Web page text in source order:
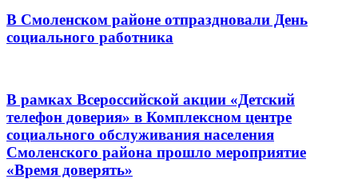
В Смоленском районе отпраздновали День
социального работника
В рамках Всероссийской акции «Детский
телефон доверия» в Комплексном центре
социального обслуживания населения
Смоленского района прошло мероприятие
«Время доверять»